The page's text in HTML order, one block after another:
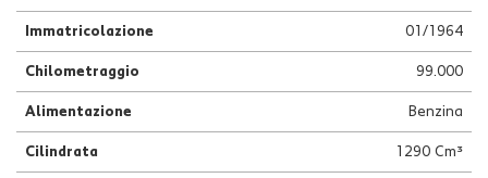
Immatricolazione 01/1964
Chilometraggio 99.000
Alimentazione Benzina
Cilindrata 1290 Cm³